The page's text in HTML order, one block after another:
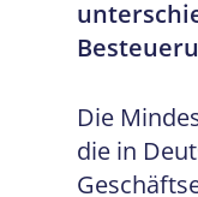
Die
die in